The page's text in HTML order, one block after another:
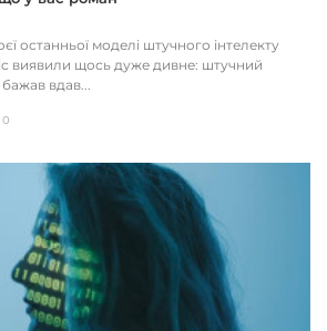
останньої моделі штучного інтелекту
виявили щось дуже дивне: штучний
бажав вдав...
0